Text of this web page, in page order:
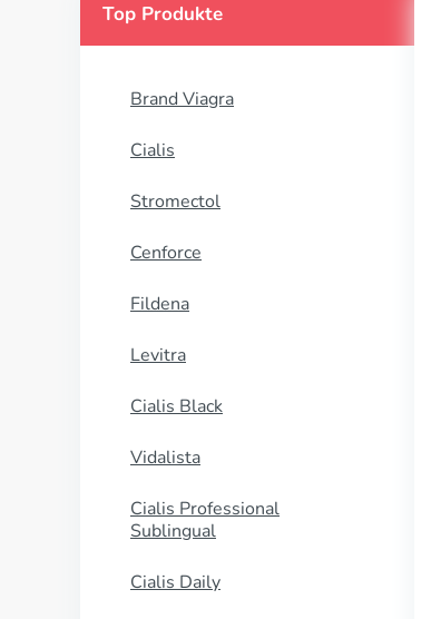
Top Produkte
Brand Viagra
Cialis
Stromectol
Cenforce
Fildena
Levitra
Cialis Black
Vidalista
Cialis Professional
Sublingual
Cialis Daily